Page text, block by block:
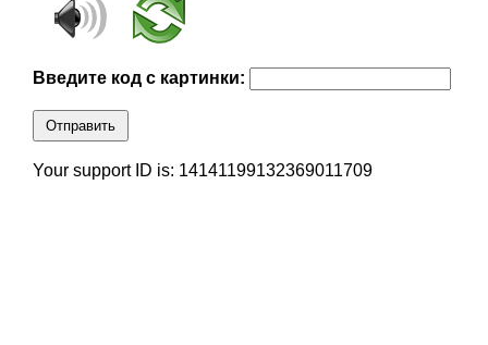
Введите код с картинки:
Отправить
Your support ID is: 14141199132369011709